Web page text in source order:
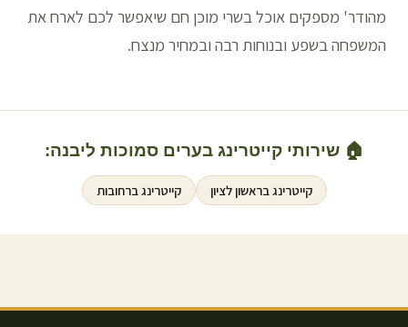
מהודר' מספקים אוכל בשרי מוכן חם שיאפשר לכם לארח את
המשפחה בשפע ובנוחות רבה ובמחיר מנצח.
🏠 שירותי קייטרינג בערים סמוכות ליבנה:
קייטרינג בראשון לציון קייטרינג ברחובות